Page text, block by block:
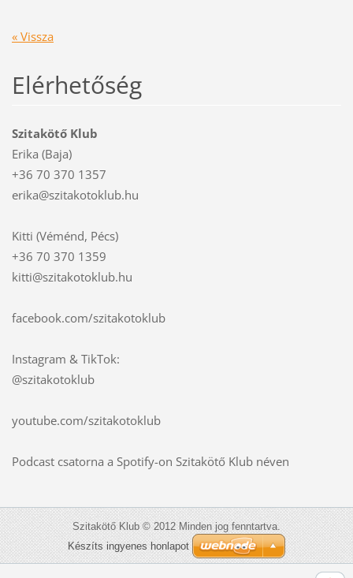
« Vissza
Elérhetőség
Szitakötő Klub
Erika (Baja)
+36 70 370 1357
erika@szitakotoklub.hu
Kitti (Véménd, Pécs)
+36 70 370 1359
kitti@szitakotoklub.hu
facebook.com/szitakotoklub
Instagram & TikTok:
@szitakotoklub
youtube.com/szitakotoklub
Podcast csatorna a Spotify-on Szitakötő Klub néven
Szitakötő Klub © 2012 Minden jog fenntartva.
Készíts ingyenes honlapot